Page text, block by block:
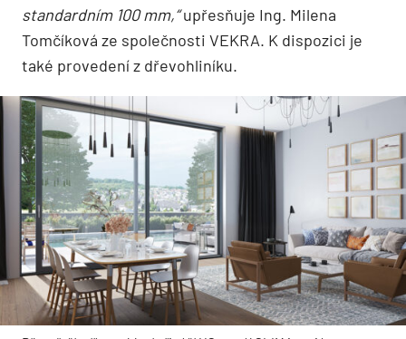
standardním 100 mm,“upřesňuje Ing. Milena
Tomčíková ze společnosti VEKRA. K dispozici je
také provedení z dřevohliníku.